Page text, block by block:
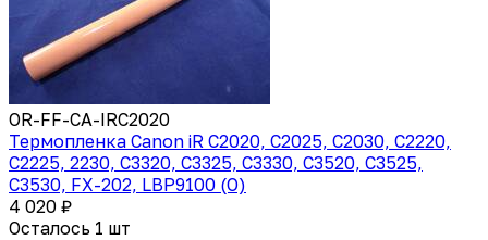
OR-FF-CA-IRC2020
Термопленка Canon iR C2020, C2025, C2030, C2220,
C2225, 2230, C3320, C3325, C3330, C3520, C3525,
C3530, FX-202, LBP9100 (O)
4 020 ₽
Осталось 1 шт